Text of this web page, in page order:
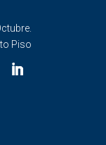
Piso